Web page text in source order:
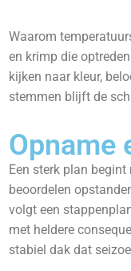
Waarom
en krimp die
kijken naar kleur,
stemmen blijft de
Opname
Een sterk plan
beoordelen
volgt een
met heldere
stabiel dak dat